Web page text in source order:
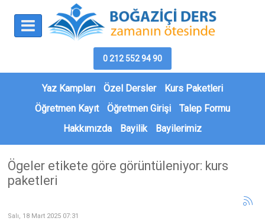
0 212 552 94 90
Yaz Kampları Özel Dersler
Kurs Paketleri
Öğretmen Kayıt
Öğretmen Girişi
Talep Formu
Hakkımızda
Bayilik Bayilerimiz
Ögeler etikete göre görüntüleniyor: kurs
paketleri
Salı, 18 Mart 2025 07:31